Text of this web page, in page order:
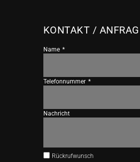
KONTAKT /
Name
Telefonnummer
Nachricht
Rückrufwunsch